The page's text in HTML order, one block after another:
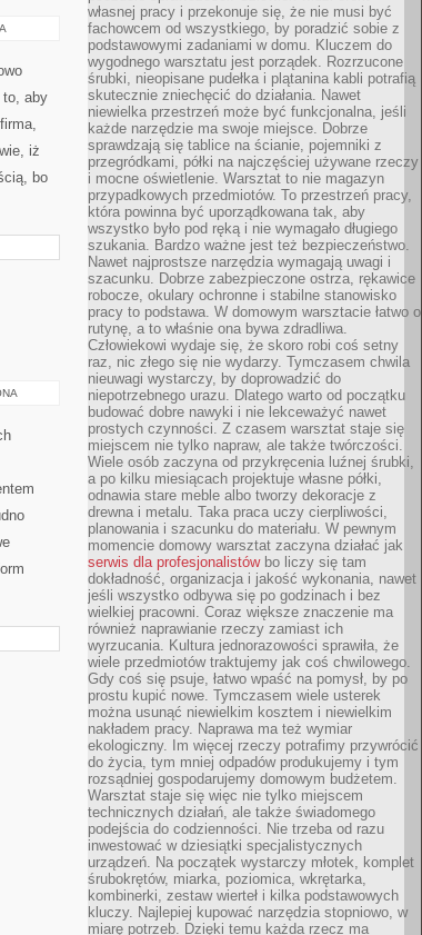
to, aby
iż
bo
własnej pracy i przekonuje się, że nie musi być
fachowcem od wszystkiego, by poradzić sobie z
podstawowymi zadaniami w domu. Kluczem do
wygodnego warsztatu jest porządek. Rozrzucone
śrubki, nieopisane pudełka i plątanina kabli potrafią
skutecznie zniechęcić do działania. Nawet
niewielka przestrzeń może być funkcjonalna, jeśli
każde narzędzie ma swoje miejsce. Dobrze
sprawdzają się tablice na ścianie, pojemniki z
przegródkami, półki na najczęściej używane rzeczy
i mocne oświetlenie. Warsztat to nie magazyn
przypadkowych przedmiotów. To przestrzeń pracy,
która powinna być uporządkowana tak, aby
wszystko było pod ręką i nie wymagało długiego
szukania. Bardzo ważne jest też bezpieczeństwo.
Nawet najprostsze narzędzia wymagają uwagi i
szacunku. Dobrze zabezpieczone ostrza, rękawice
robocze, okulary ochronne i stabilne stanowisko
pracy to podstawa. W domowym warsztacie łatwo o
rutynę, a to właśnie ona bywa zdradliwa.
Człowiekowi wydaje się, że skoro robi coś setny
raz, nic złego się nie wydarzy. Tymczasem chwila
nieuwagi wystarczy, by doprowadzić do
niepotrzebnego urazu. Dlatego warto od początku
budować dobre nawyki i nie lekceważyć nawet
prostych czynności. Z czasem warsztat staje się
miejscem nie tylko napraw, ale także twórczości.
Wiele osób zaczyna od przykręcenia luźnej śrubki,
a po kilku miesiącach projektuje własne półki,
odnawia stare meble albo tworzy dekoracje z
drewna i metalu. Taka praca uczy cierpliwości,
planowania i szacunku do materiału. W pewnym
momencie domowy warsztat zaczyna działać jak
serwis dla profesjonalistówbo liczy się tam
dokładność, organizacja i jakość wykonania, nawet
jeśli wszystko odbywa się po godzinach i bez
wielkiej pracowni. Coraz większe znaczenie ma
również naprawianie rzeczy zamiast ich
wyrzucania. Kultura jednorazowości sprawiła, że
wiele przedmiotów traktujemy jak coś chwilowego.
Gdy coś się psuje, łatwo wpaść na pomysł, by po
prostu kupić nowe. Tymczasem wiele usterek
można usunąć niewielkim kosztem i niewielkim
nakładem pracy. Naprawa ma też wymiar
ekologiczny. Im więcej rzeczy potrafimy przywrócić
do życia, tym mniej odpadów produkujemy i tym
rozsądniej gospodarujemy domowym budżetem.
Warsztat staje się więc nie tylko miejscem
technicznych działań, ale także świadomego
podejścia do codzienności. Nie trzeba od razu
inwestować w dziesiątki specjalistycznych
urządzeń. Na początek wystarczy młotek, komplet
śrubokrętów, miarka, poziomica, wkrętarka,
kombinerki, zestaw wierteł i kilka podstawowych
kluczy. Najlepiej kupować narzędzia stopniowo, w
miarę potrzeb. Dzięki temu każda rzecz ma